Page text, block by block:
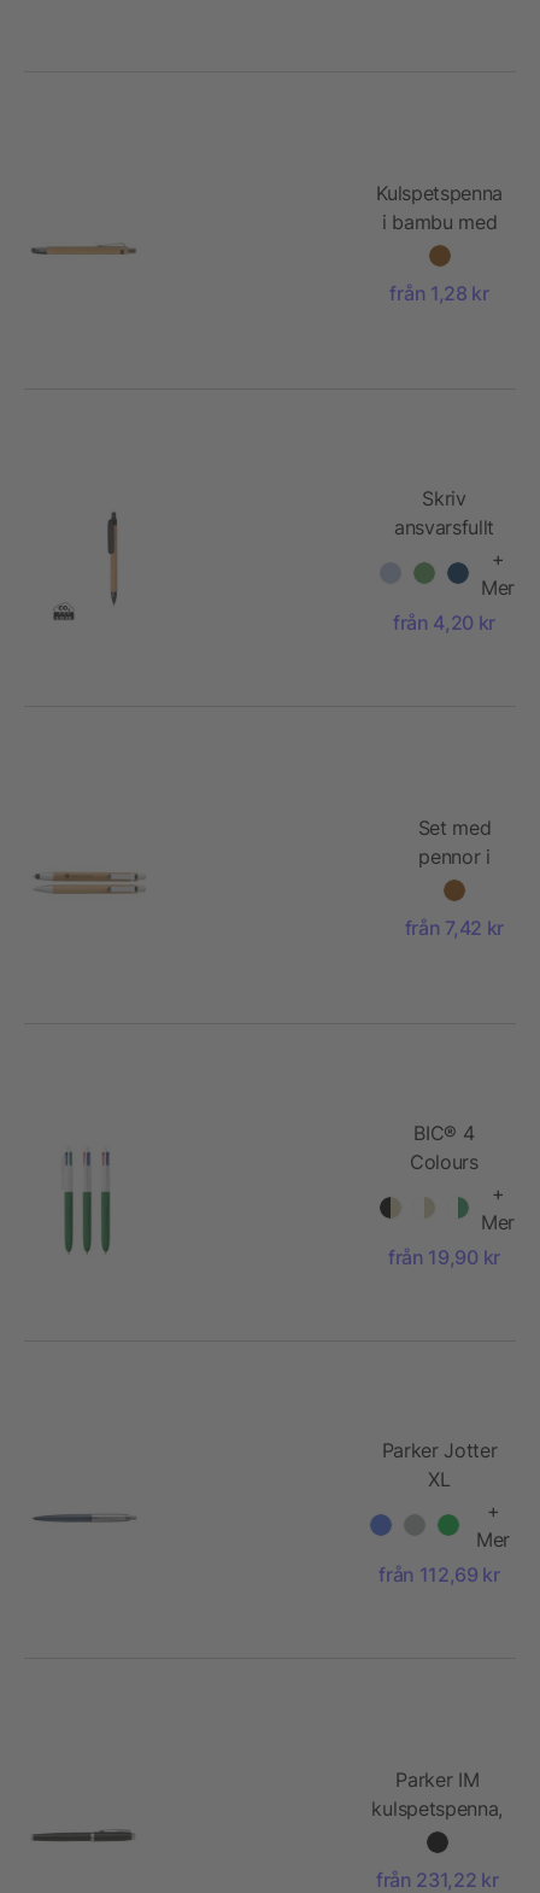
Kulspetspenna
i bambu med
gummitopp
från 1,28 kr
Skriv
ansvarsfullt
+
Mer
från 4,20 kr
Set med
pennor i
bambu
från 7,42 kr
BIC® 4
Colours
Wood Style+
Mer
från 19,90 kr
Parker Jotter
XL
kulspetspenna
+
Mer
från 112,69 kr
Parker IM
kulspetspenna,
vit
från 231,22 kr